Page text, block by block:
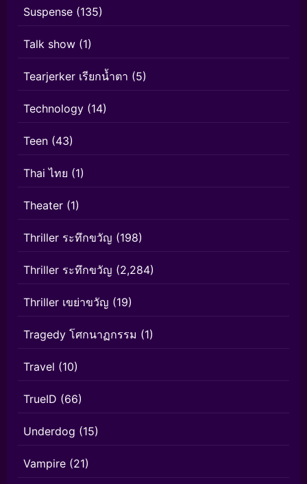
Suspense (135)
Talk show (1)
Tearjerker เรียกน้ำตา (5)
Technology (14)
Teen (43)
Thai ไทย (1)
Theater (1)
Thriller ระทึกขวัญ (198)
Thriller ระทึกขวัญ (2,284)
Thriller เขย่าขวัญ (19)
Tragedy โศกนาฏกรรม (1)
Travel (10)
TrueID (66)
Underdog (15)
Vampire (21)